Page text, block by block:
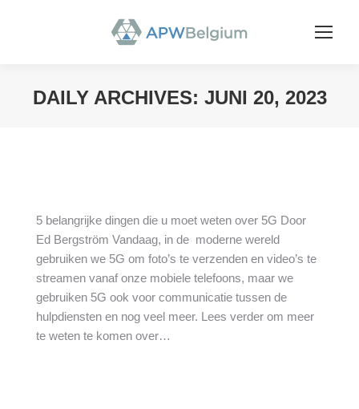
DAILY ARCHIVES: JUNI 20, 2023
5 belangrijke dingen die u moet weten over 5G Door
Ed Bergström Vandaag, in de moderne wereld
gebruiken we 5G om foto’s te verzenden en video’s te
streamen vanaf onze mobiele telefoons, maar we
gebruiken 5G ook voor communicatie tussen de
hulpdiensten en nog veel meer. Lees verder om meer
te weten te komen over…